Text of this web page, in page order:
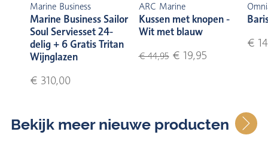
Marine Business
Marine Business Sailor
Soul Serviesset 24-
delig + 6 Gratis Tritan
Wijnglazen
€ 310,00
ARC Marine
Kussen met knopen -
Wit met blauw
€ 44,95€ 19,95
€
Bekijk meer nieuwe producten